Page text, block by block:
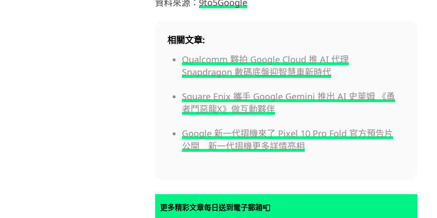
資料來源： 9to5Google
相關文章:
Qualcomm 夥拍 Google Cloud 推 AI 代理
Snapdragon 數碼底盤迎智慧車新時代
Square Enix 攜手 Google Gemini 推出 AI 史萊姆 《勇
者鬥惡龍X》做互動夥伴
Google 新一代摺機來了 Pixel 10 Pro Fold 官方預告片
公開 新一代摺機更多詳情亮相
更多精彩文章每日送到電子郵箱📮